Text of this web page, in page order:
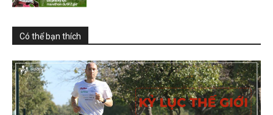
Có thể bạn thích